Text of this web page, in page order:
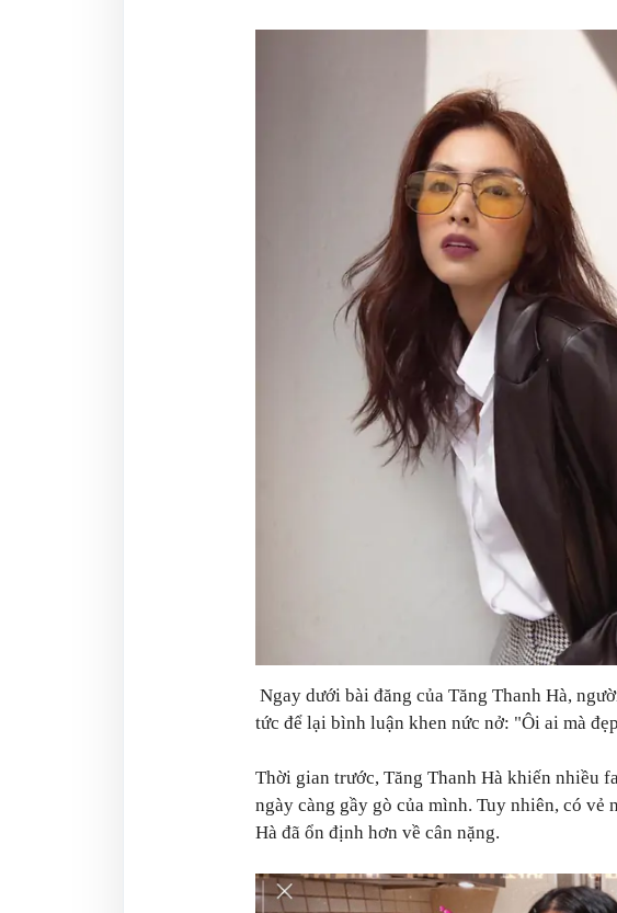
Ngay dưới bài đăng của Tăng Thanh Hà,
tức để lại bình luận khen nức nở: "Ôi ai mà
Thời gian trước, Tăng Thanh Hà khiến nhiều
ngày càng gầy gò của mình. Tuy nhiên, có vẻ
Hà đã ổn định hơn về cân nặng.